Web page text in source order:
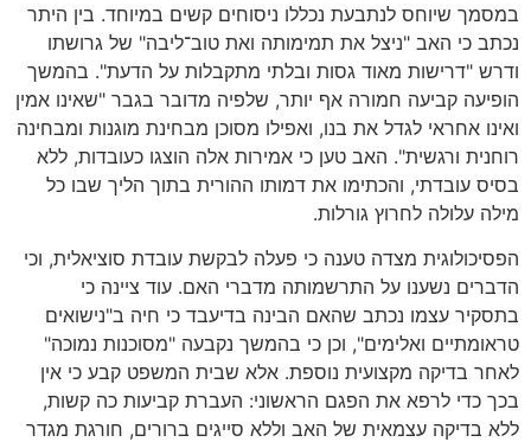
במסמך שיוחס לנתבעת נכללו ניסוחים קשים במיוחד. בין היתר
נכתב כי האב "ניצל את תמימותה ואת טוב־ליבה" של גרושתו
ודרש "דרישות מאוד גסות ובלתי מתקבלות על הדעת". בהמשך
הופיעה קביעה חמורה אף יותר, שלפיה מדובר בגבר "שאינו אמין
ואינו אחראי לגדל את בנו, ואפילו מסוכן מבחינת מוגנות ומבחינה
רוחנית ורגשית". האב טען כי אמירות אלה הוצגו כעובדות, ללא
בסיס עובדתי, והכתימו את דמותו ההורית בתוך הליך שבו כל
מילה עלולה לחרוץ גורלות.
הפסיכולוגית מצדה טענה כי פעלה לבקשת עובדת סוציאלית, וכי
הדברים נשענו על התרשמותה מדברי האם. עוד ציינה כי
בתסקיר עצמו נכתב שהאם הבינה בדיעבד כי חיה ב"נישואים
טראומתיים ואלימים", וכן כי בהמשך נקבעה "מסוכנות נמוכה"
לאחר בדיקה מקצועית נוספת. אלא שבית המשפט קבע כי אין
בכך כדי לרפא את הפגם הראשוני: העברת קביעות כה קשות,
ללא בדיקה עצמאית של האב וללא סייגים ברורים, חורגת מגדר